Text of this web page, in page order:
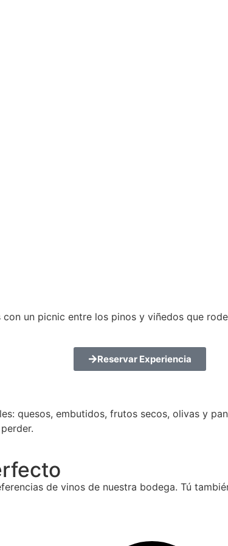
un picnic entre los pinos y viñedos que
Reservar Experiencia
quesos, embutidos, frutos secos, olivas y
de vinos de nuestra bodega. Tú